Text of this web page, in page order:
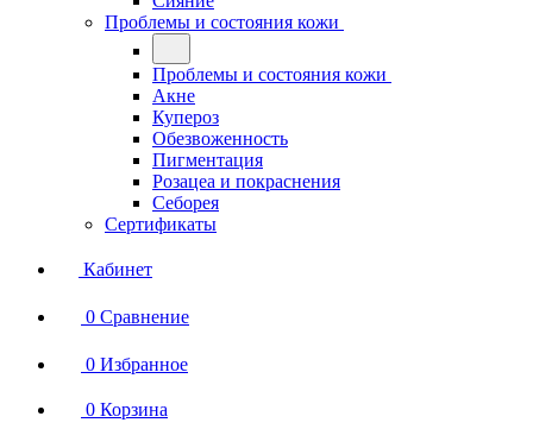
Проблемы и состояния кожи
Проблемы и состояния кожи
Акне
Купероз
Обезвоженность
Пигментация
Розацеа и покраснения
Себорея
Сертификаты
Кабинет
0 Сравнение
0 Избранное
0 Корзина